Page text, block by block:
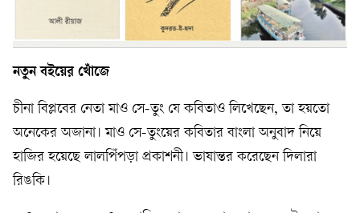
নতুন বইয়ের খোঁজে
চীনা বিপ্লবের নেতা মাও সে-তুং যে কবিতাও লিখেছেন, তা হয়তো
অনেকের অজানা। মাও সে-তুংয়ের কবিতার বাংলা অনুবাদ নিয়ে
হাজির হয়েছে লালপিঁপড়া প্রকাশনী। ভাষান্তর করেছেন দিলারা
রিঙকি।